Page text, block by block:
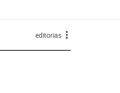
editorias